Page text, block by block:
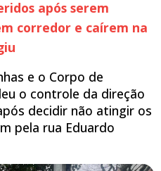
após serem
corredor e caírem na
e o Corpo de
o controle da direção
decidir não atingir os
pela rua Eduardo